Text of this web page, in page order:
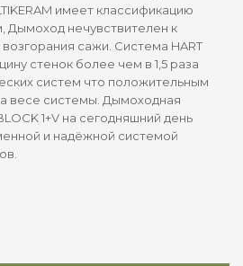
имеет классификацию
Дымоход нечувствителен к
сажи. Система HART
стенок более чем в 1,5 раза
систем что положительным
весе системы. Дымоходная
1+V на сегодняшний день
и надёжной системой